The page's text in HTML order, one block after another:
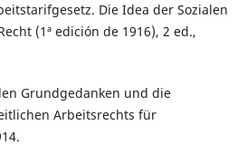
Die Idea der Sozialen
(1ª edición de 1916), 2 ed.,
Grundgedanken und die
Arbeitsrechts für